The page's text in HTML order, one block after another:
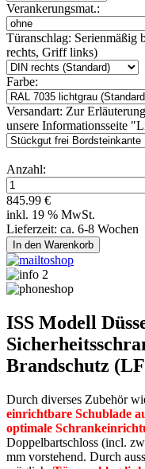
Verankerungsmat.:
Türanschlag: Serienmäßig
rechts, Griff links)
Farbe:
Versandart: Zur
unsere Informationsseite
Anzahl:
845.99 €
inkl. 19 % MwSt.
Lieferzeit: ca. 6-8 Wochen
ISS Modell
Brandschutz
Durch diverses Zubehör
einrichtbare Schublade
optimale
Doppelbartschloss (incl.
mm vorstehend. Durch